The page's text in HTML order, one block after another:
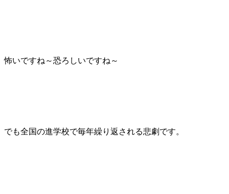
怖いですね～恐ろしいですね～
でも全国の進学校で毎年繰り返される悲劇です。